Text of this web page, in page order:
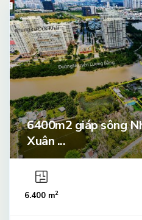
6400m2 giáp sông
Xuân ...
6.400 m2